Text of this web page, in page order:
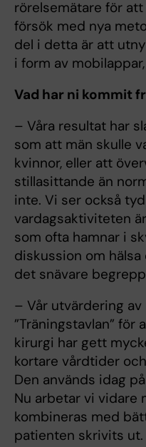
rörelsemätare för
försök med nya
del i detta är att
i form av
Vad har ni kommit
– Våra resultat har
som att män skulle
kvinnor, eller att
stillasittande än
inte. Vi ser också
vardagsaktiviteten
som ofta hamnar i
diskussion om
det snävare
– Vår utvärdering
”Träningstavlan”
kirurgi har gett
kortare vårdtider
Den används idag
Nu arbetar vi vidare
kombineras med
patienten skrivits ut.